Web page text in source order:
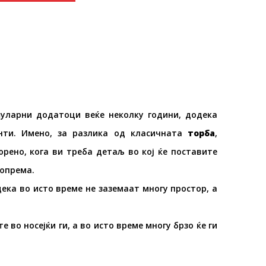
додатоци веќе неколку години, додека
Имено, за разлика од класичната торба,
кога ви треба детаљ во кој ќе поставите
во исто време не заземаат многу простор, а
носејќи ги, а во исто време многу брзо ќе ги